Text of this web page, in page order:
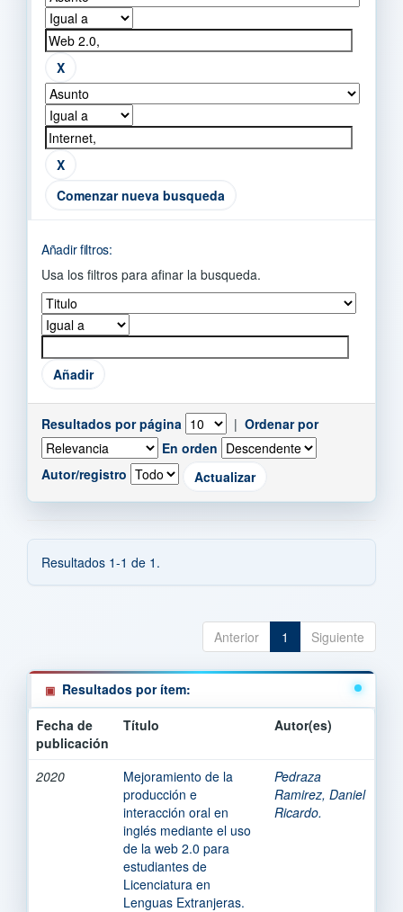
Comenzar nueva busqueda
Añadir filtros:
Usa los filtros para afinar la busqueda.
Resultados por página | Ordenar por
En orden
Autor/registro
Resultados 1-1 de 1.
Anterior 1 Siguiente
Resultados por ítem:
Fecha de
publicación
Título Autor(es)
2020
Mejoramiento de la
producción e
interacción oral en
inglés mediante el uso
de la web 2.0 para
estudiantes de
Licenciatura en
Lenguas Extranjeras.
Pedraza
Ramirez, Daniel
Ricardo.